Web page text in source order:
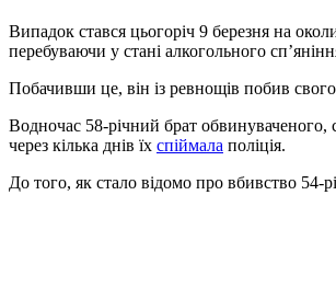
Випадок стався цьогоріч 9 березня на
перебуваючи у стані алкогольного
Побачивши це, він із ревнощів побив
Водночас 58-річний брат
через кілька днів їх спіймала поліція.
До того, як стало відомо про вбивство 54-